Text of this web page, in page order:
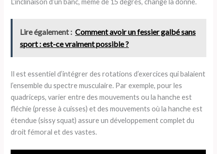
Lire également : Comment avoir un fessier galbé sans
sport : est-ce vraiment possible ?
Il est essentiel d’intégrer des rotations d’exercices qui balaient
l’ensemble du spectre musculaire. Par exemple, pour les
quadriceps, varier entre des mouvements ou la hanche est
fléchie (presse à cuisses) et des mouvements où la hanche est
étendue (sissy squat) assure un développement complet du
droit fémoral et des vastes.